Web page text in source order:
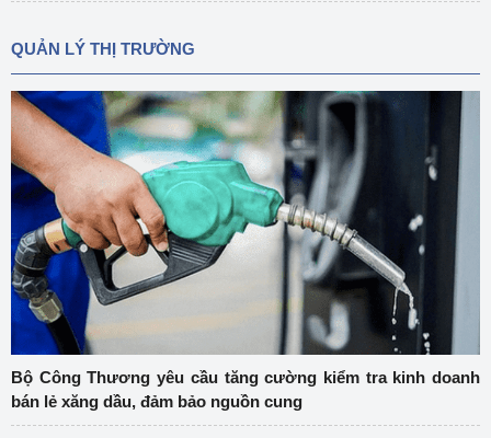
QUẢN LÝ THỊ TRƯỜNG
Bộ Công Thương yêu cầu tăng cường kiểm tra kinh doanh
bán lẻ xăng dầu, đảm bảo nguồn cung